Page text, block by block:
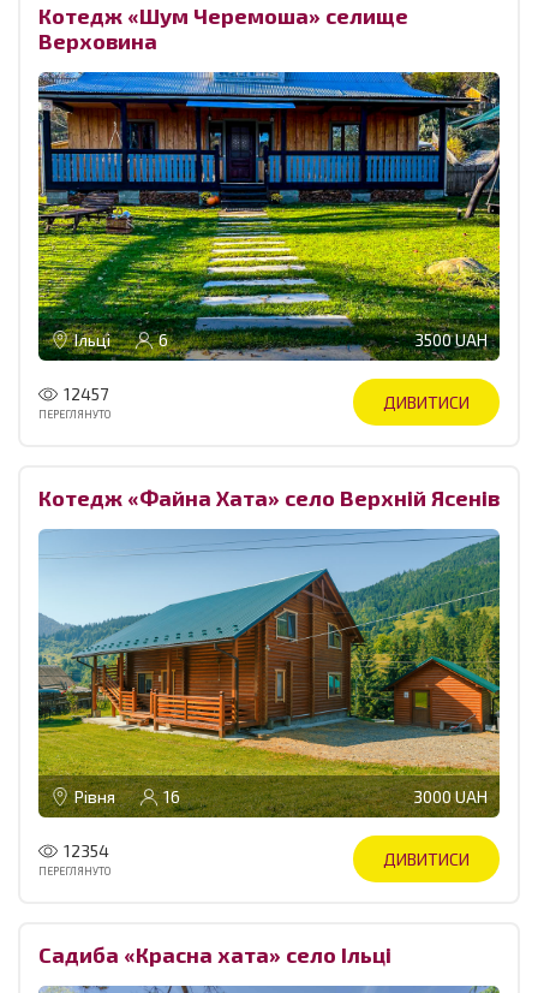
Котедж «Шум Черемоша» селище
Верховина
Ільці 6 3500 UAH
12457
ПЕРЕГЛЯНУТО
ДИВИТИСИ
Котедж «‎Файна Хата» село Верхній Ясенів
Рівня 16 3000 UAH
12354
ПЕРЕГЛЯНУТО
ДИВИТИСИ
Садиба «Красна хата» село Ільці